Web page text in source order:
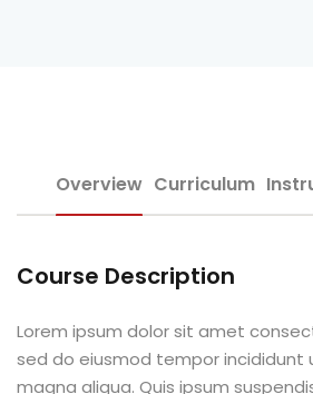
(EAD)
Produção
Overview Curriculum
Course Description
Lorem ipsum dolor sit amet
sed do eiusmod tempor incididunt
magna aliqua. Quis ipsum